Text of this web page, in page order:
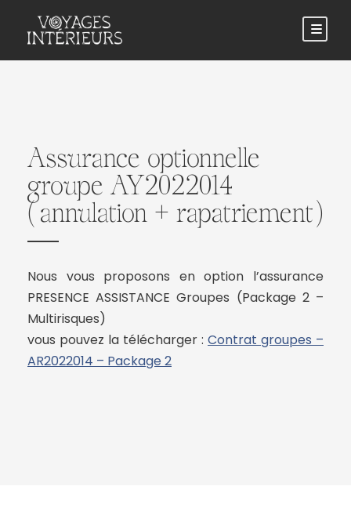
Assurance optionnelle
groupe AY2022014
(annulation + rapatriement)
Nous vous proposons en option l’assurance
PRESENCE ASSISTANCE Groupes (Package 2 –
Multirisques)
vous pouvez la télécharger : Contrat groupes –
AR2022014 – Package 2